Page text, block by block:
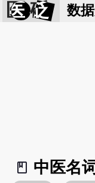
医 砭 数
book_2
中医名